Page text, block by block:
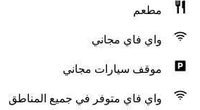
مطعم
واي فاي مجاني
موقف سيارات مجاني
واي فاي متوفر في جميع المناطق